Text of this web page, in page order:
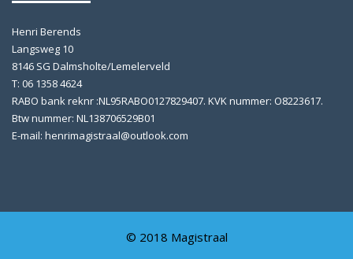
Henri Berends
Langsweg 10
8146 SG Dalmsholte/Lemelerveld
T: 06 1358 4624
RABO bank reknr :NL95RABO0127829407. KVK nummer: O8223617.
Btw nummer: NL138706529B01
E-mail: henrimagistraal@outlook.com
© 2018 Magistraal